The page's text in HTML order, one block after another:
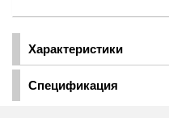
Характеристики
Спецификация